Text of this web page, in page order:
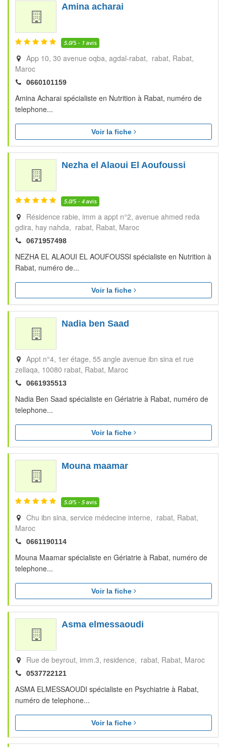
Amina acharai
5.0/5 - 1 avis
App 10, 30 avenue oqba, agdal-rabat, rabat Rabat
Maroc
0660101159
Amina Acharai spécialiste en Nutrition à Rabat, numéro de
telephone...
Voir la fiche
Nezha el Alaoui El Aoufoussi
5.0/5 - 4avis
Résidence rabie, imm a appt n°2, avenue ahmed reda
gdira, hay nahda, rabat Rabat Maroc
0671957498
NEZHA EL ALAOUI EL AOUFOUSSI spécialiste en Nutrition à
Rabat, numéro de...
Voir la fiche
Nadia ben Saad
Appt n°4, 1er étage, 55 angle avenue ibn sina et rue
zellaqa, 10080 rabat Rabat Maroc
0661935513
Nadia Ben Saad spécialiste en Gériatrie à Rabat, numéro de
telephone...
Voir la fiche
Mouna maamar
5.0/5 - 5avis
Chu ibn sina, service médecine interne, rabat Rabat
Maroc
0661190114
Mouna Maamar spécialiste en Gériatrie à Rabat, numéro de
telephone...
Voir la fiche
Asma elmessaoudi
Rue de beyrout, imm.3, residence, rabat Rabat Maroc
0537722121
ASMA ELMESSAOUDI spécialiste en Psychiatrie à Rabat,
numéro de telephone...
Voir la fiche